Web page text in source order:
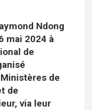
Ndong
mai 2024 à
de
de
de
via leur